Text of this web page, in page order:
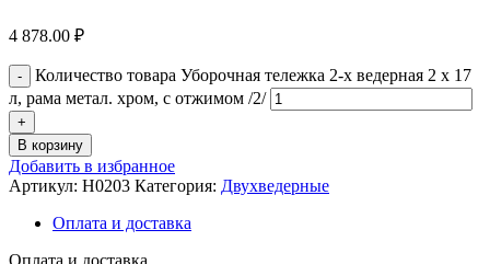
4 878.00 ₽
Количество товара Уборочная тележка 2-х ведерная 2 х 17
л, рама метал. хром, с отжимом /2/
В корзину
Добавить в избранное
Артикул: H0203 Категория: Двухведерные
Оплата и доставка
Оплата и доставка